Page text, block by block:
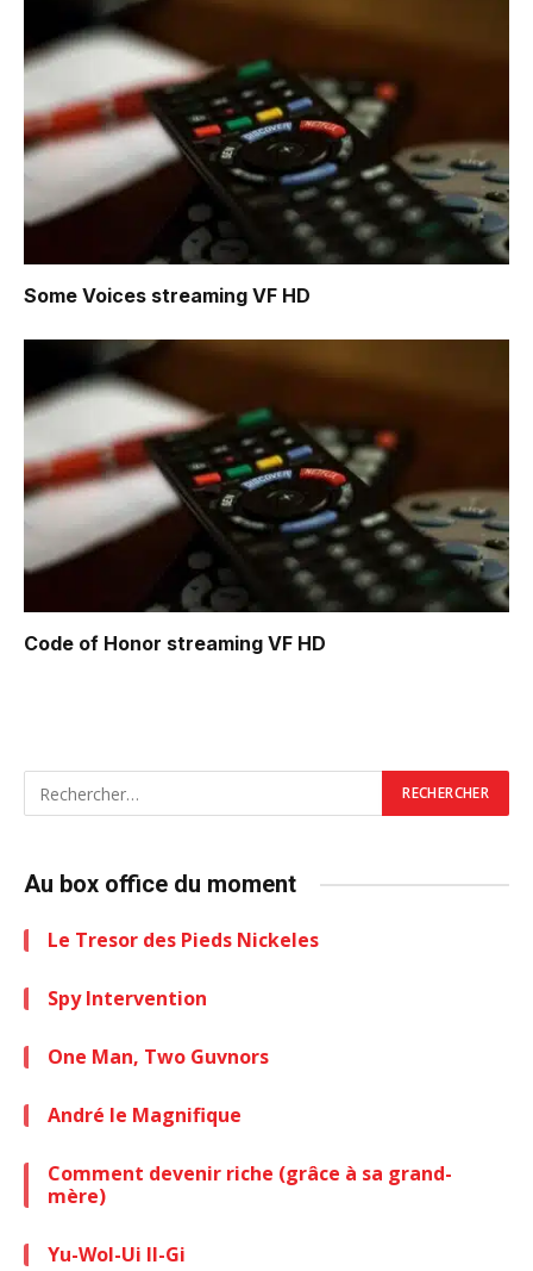
Some Voices streaming VF HD
Code of Honor streaming VF HD
Au box office du moment
Le Tresor des Pieds Nickeles
Spy Intervention
One Man, Two Guvnors
André le Magnifique
Comment devenir riche (grâce à sa grand-
mère)
Yu-Wol-Ui Il-Gi